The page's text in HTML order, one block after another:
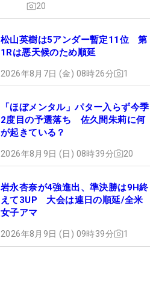
20
松山英樹は5アンダー暫定11位 第
1Rは悪天候のため順延
2026年8月7日 (金) 08時26分 1
「ほぼメンタル」パター入らず今季
2度目の予選落ち 佐久間朱莉に何
が起きている？
2026年8月9日 (日) 08時39分 20
岩永杏奈が4強進出、準決勝は9H終
えて3UP 大会は連日の順延/全米
女子アマ
2026年8月9日 (日) 09時39分 1